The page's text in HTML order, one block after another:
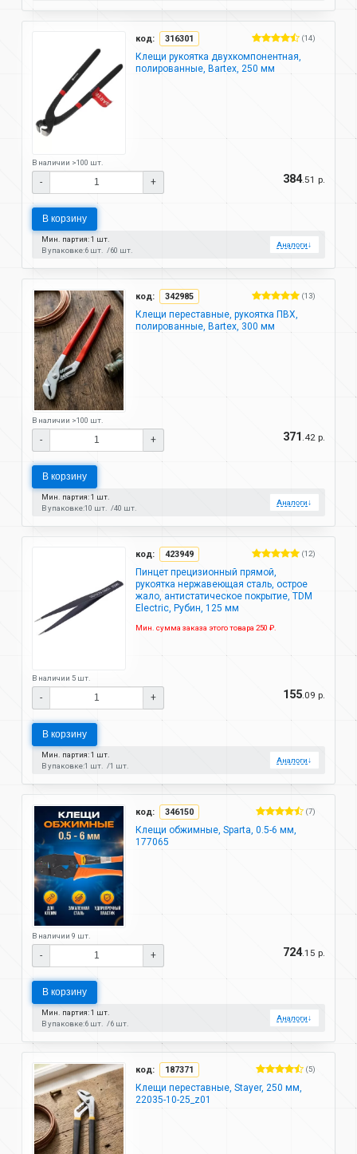
код: 316301 (14)
Клещи рукоятка двухкомпонентная,
полированные, Bartex, 250 мм
В наличии >100 шт.
- + 384.51 р.
В корзину
Мин. партия: 1 шт.
В упаковке:6 шт. 60 шт.
Аналоги↓
код: 342985 (13)
Клещи переставные, рукоятка ПВХ,
полированные, Bartex, 300 мм
В наличии >100 шт.
- + 371 .42 р.
В корзину
Мин. партия: 1 шт.
В упаковке:10 шт. 40 шт.
Аналоги↓
код: 423949 (12)
Пинцет прецизионный прямой,
рукоятка нержавеющая сталь, острое
жало, антистатическое покрытие, TDM
Electric, Рубин, 125 мм
Мин. сумма заказа этого товара 250 ₽.
В наличии 5 шт.
- + 155 .09 р.
В корзину
Мин. партия: 1 шт.
В упаковке:1 шт. 1 шт.
Аналоги↓
код: 346150 (7)
Клещи обжимные, Sparta, 0.5-6 мм,
177065
В наличии 9 шт.
- + 724.15 р.
В корзину
Мин. партия: 1 шт.
В упаковке:6 шт. 6 шт.
Аналоги↓
код: 187371 (5)
Клещи переставные, Stayer, 250 мм,
22035-10-25_z01